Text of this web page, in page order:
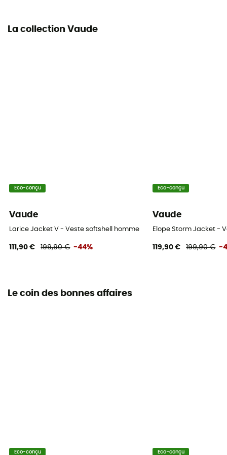
La collection Vaude
Eco-conçu
Vaude
Larice Jacket V - Veste softshell homme
111,90 € 199,90 € -44%
Eco-conçu
Vaude
Elope Storm Jacket -
119,90 € 199,90 € -
Le coin des bonnes affaires
Eco-conçu Eco-conçu